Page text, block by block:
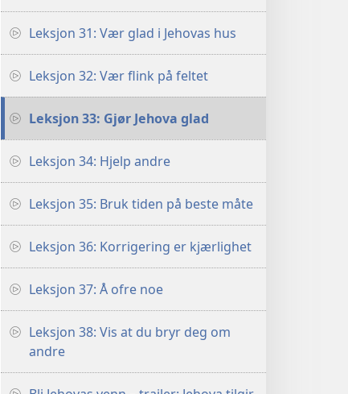
Leksjon 31: Vær glad i Jehovas hus
Leksjon 32: Vær flink på feltet
Leksjon 33: Gjør Jehova glad
Leksjon 34: Hjelp andre
Leksjon 35: Bruk tiden på beste måte
Leksjon 36: Korrigering er kjærlighet
Leksjon 37: Å ofre noe
Leksjon 38: Vis at du bryr deg om
andre